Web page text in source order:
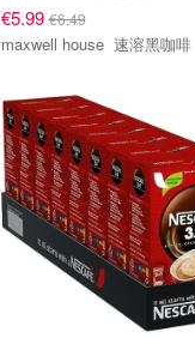
€5.99€6.49
maxwell house 速溶黑咖啡